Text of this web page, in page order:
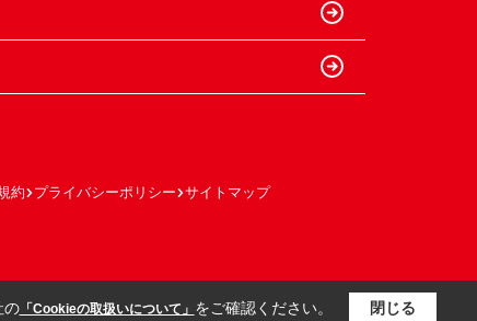
約 プライバシーポリシー サイトマップ
の「Cookieの取扱いについて」 をご確認ください。 閉じる